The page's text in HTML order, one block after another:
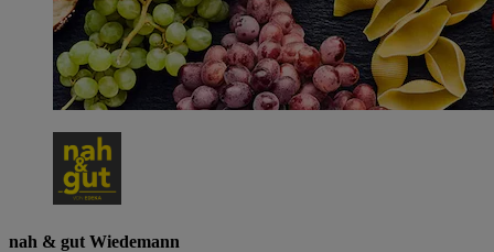
nah & gut Wiedemann